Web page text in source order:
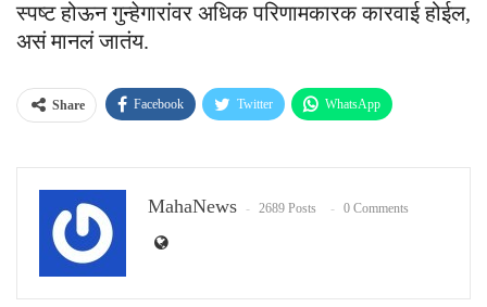
स्पष्ट होऊन गुन्हेगारांवर अधिक परिणामकारक कारवाई होईल,
असं मानलं जातंय.
Share Facebook Twitter WhatsApp
MahaNews 2689 Posts 0 Comments